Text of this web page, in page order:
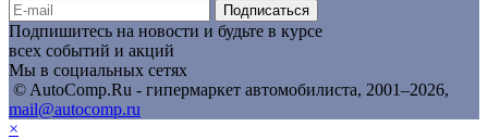
Подписаться
Подпишитесь на новости и будьте в курсе
всех событий и акций
Мы в социальных сетях
© AutoComp.Ru - гипермаркет автомобилиста, 2001–2026,
mail@autocomp.ru
×